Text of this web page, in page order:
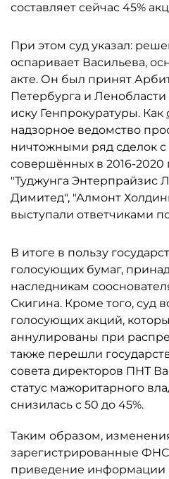
составляет сейчас 45%
При этом суд указал:
оспаривает Васильева,
акте. Он был принят
Петербурга и Ленобласти
иску Генпрокуратуры. Как
надзорное ведомство
ничтожными ряд сделок
совершённых в 2016-2020
"Туджунга Энтерпрайзис
Димитед", "Алмонт
выступали ответчиками
В итоге в пользу
голосующих бумаг,
наследникам
Скигина. Кроме того, суд
голосующих акций,
аннулированы при
также перешли
совета директоров ПНТ
статус мажоритарного
снизилась с 50 до 45%.
Таким образом,
зарегистрированные ФНС,
приведение